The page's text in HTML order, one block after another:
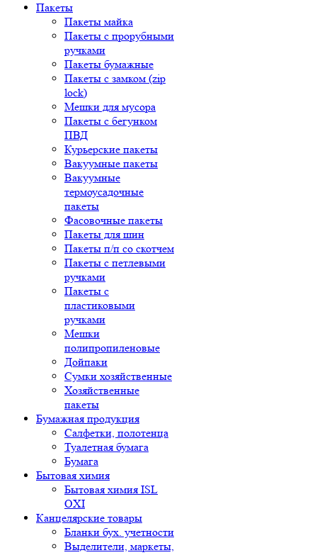
Пакеты
Пакеты майка
Пакеты с прорубными
ручками
Пакеты бумажные
Пакеты с замком (zip
lock)
Мешки для мусора
Пакеты с бегунком
ПВД
Курьерские пакеты
Вакуумные пакеты
Вакуумные
термоусадочные
пакеты
Фасовочные пакеты
Пакеты для шин
Пакеты п/п со скотчем
Пакеты с петлевыми
ручками
Пакеты с
пластиковыми
ручками
Мешки
полипропиленовые
Дойпаки
Сумки хозяйственные
Хозяйственные
пакеты
Бумажная продукция
Салфетки, полотенца
Туалетная бумага
Бумага
Бытовая химия
Бытовая химия ISL
OXI
Канцелярские товары
Бланки бух. учетности
Выделители, маркеты,